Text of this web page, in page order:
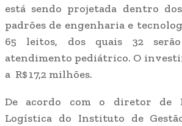
está sendo projetada dentro
padrões de engenharia e
65 leitos, dos quais 32
atendimento pediátrico. O
a R$ 17,2 milhões.
De acordo com o diretor de
Logística do Instituto de